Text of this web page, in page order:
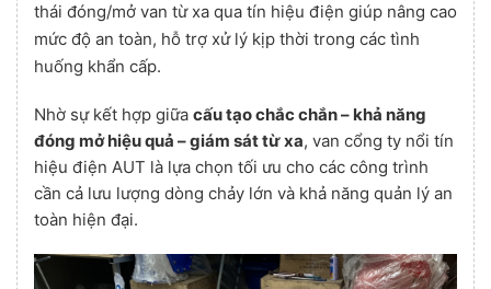
thái đóng/mở van từ xa qua tín hiệu điện giúp nâng cao
mức độ an toàn, hỗ trợ xử lý kịp thời trong các tình
huống khẩn cấp.
Nhờ sự kết hợp giữa cấu tạo chắc chắn – khả năng
đóng mở hiệu quả – giám sát từ xa, van cổng ty nổi tín
hiệu điện AUT là lựa chọn tối ưu cho các công trình
cần cả lưu lượng dòng chảy lớn và khả năng quản lý an
toàn hiện đại.